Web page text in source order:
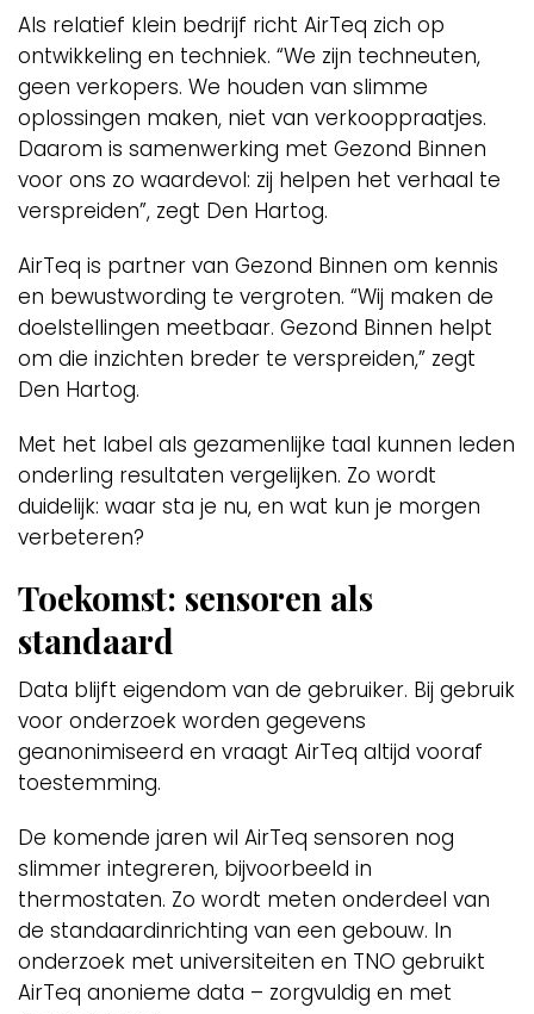
Als relatief klein bedrijf richt AirTeq zich op
ontwikkeling en techniek. “We zijn techneuten,
geen verkopers. We houden van slimme
oplossingen maken, niet van verkooppraatjes.
Daarom is samenwerking met Gezond Binnen
voor ons zo waardevol: zij helpen het verhaal te
verspreiden”, zegt Den Hartog.
AirTeq is partner van Gezond Binnen om kennis
en bewustwording te vergroten. “Wij maken de
doelstellingen meetbaar. Gezond Binnen helpt
om die inzichten breder te verspreiden,” zegt
Den Hartog.
Met het label als gezamenlijke taal kunnen leden
onderling resultaten vergelijken. Zo wordt
duidelijk: waar sta je nu, en wat kun je morgen
verbeteren?
Toekomst: sensoren als
standaard
Data blijft eigendom van de gebruiker. Bij gebruik
voor onderzoek worden gegevens
geanonimiseerd en vraagt AirTeq altijd vooraf
toestemming.
De komende jaren wil AirTeq sensoren nog
slimmer integreren, bijvoorbeeld in
thermostaten. Zo wordt meten onderdeel van
de standaardinrichting van een gebouw. In
onderzoek met universiteiten en TNO gebruikt
AirTeq anonieme data – zorgvuldig en met